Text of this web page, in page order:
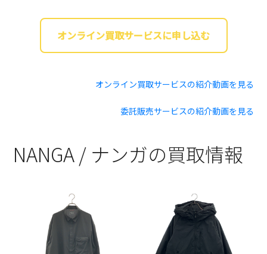
オンライン買取サービスに申し込む
オンライン買取サービスの紹介動画を見る
委託販売サービスの紹介動画を見る
NANGA / ナンガの買取情報